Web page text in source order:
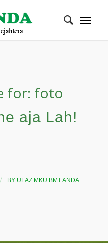
for: foto
aja Lah!
/ BY ULAZ MKU BMT ANDA